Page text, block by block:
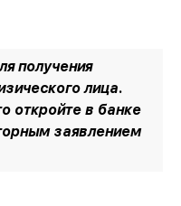
получения
лица.
откройте в банке
заявлением